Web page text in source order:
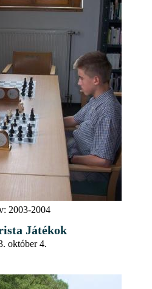
2003-2004
Játékok
október 4.